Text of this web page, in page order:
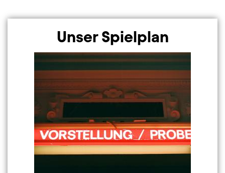
Unser Spielplan
Image